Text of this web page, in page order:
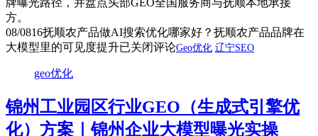
牌曝光路径，并盘点头部GEO全国服务商与抚顺本地承接
方。
08/0816抚顺农产品做AI搜索优化哪家好？抚顺农产品品牌在
大模型里的可见度提升已关闭评论Geo优化 辽宁SEO
geo优化
锦州工业园区行业GEO（生成式引擎优
化）方案｜锦州企业大模型曝光实操